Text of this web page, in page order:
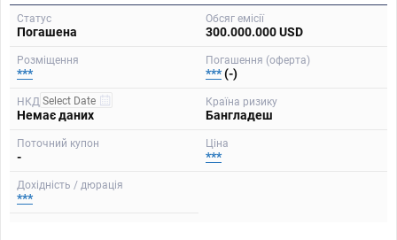
Статус
Погашена
Обсяг емісії
300.000.000 USD
Розміщення
***
Погашення (оферта)
***(-)
НКД
Немає даних
Країна ризику
Бангладеш
Поточний купон
-
Ціна
***
Дохідність / дюрація
***